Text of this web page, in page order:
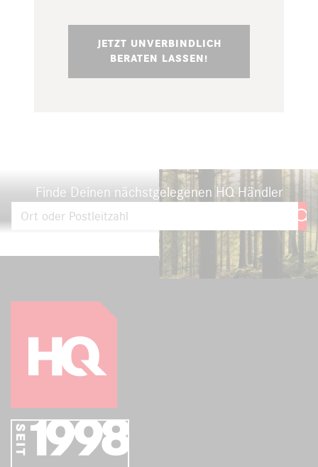
JETZT UNVERBINDLICH
BERATEN LASSEN!
Finde Deinen nächstgelegenen HQ Händler
Mit Ort oder Postleitzahl einen HQ Händler in Deiner